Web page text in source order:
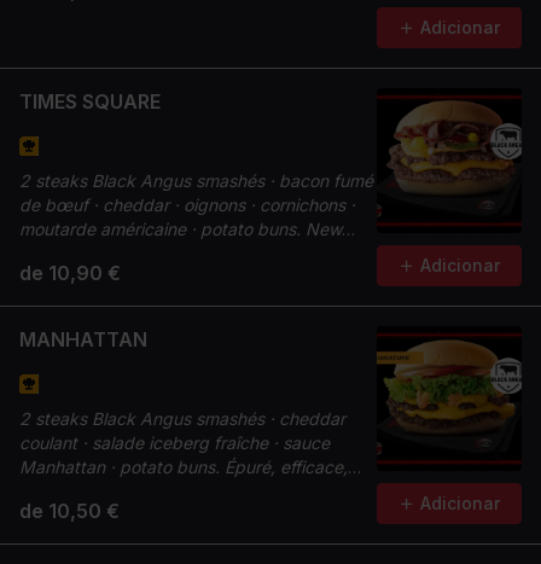
Adicionar
TIMES SQUARE
2 steaks Black Angus smashés · bacon fumé
de bœuf · cheddar · oignons · cornichons ·
moutarde américaine · potato buns. New
de 10,90 € Adicionar
MANHATTAN
2 steaks Black Angus smashés · cheddar
coulant · salade iceberg fraîche · sauce
Manhattan · potato buns. Épuré, efficace,
de 10,50 € Adicionar